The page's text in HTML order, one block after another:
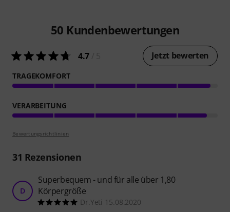
50 Kundenbewertungen
4.7 Jetzt bewerten
TRAGEKOMFORT
VERARBEITUNG
Bewertungsrichtlinien
31 Rezensionen
D
Superbequem - und für alle über 1,80
Körpergröße
Dr.Yeti 15.08.2020